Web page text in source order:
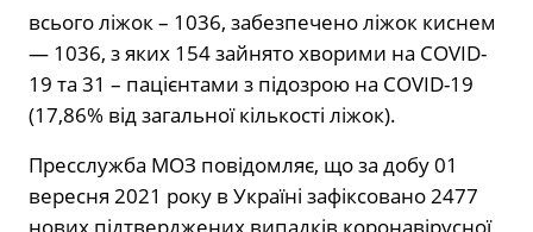
всього ліжок – 1036, забезпечено ліжок киснем
— 1036, з яких 154 зайнято хворими на COVID-
19 та 31 – пацієнтами з підозрою на COVID-19
(17,86% від загальної кількості ліжок).
Пресслужба МОЗ повідомляє, що за добу 01
вересня 2021 року в Україні зафіксовано 2477
нових підтверджених випадків коронавірусної